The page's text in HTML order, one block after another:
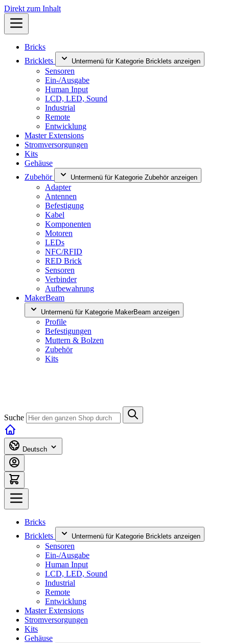
Direkt zum Inhalt
Bricks
Bricklets
Untermenü für Kategorie Bricklets anzeigen
Sensoren
Ein-/Ausgabe
Human Input
LCD, LED, Sound
Industrial
Remote
Entwicklung
Master Extensions
Stromversorgungen
Kits
Gehäuse
Zubehör
Untermenü für Kategorie Zubehör anzeigen
Adapter
Antennen
Befestigung
Kabel
Komponenten
Motoren
LEDs
NFC/RFID
RED Brick
Sensoren
Verbinder
Aufbewahrung
MakerBeam
Untermenü für Kategorie MakerBeam anzeigen
Profile
Befestigungen
Muttern & Bolzen
Zubehör
Kits
Suche
Deutsch
Bricks
Bricklets
Untermenü für Kategorie Bricklets anzeigen
Sensoren
Ein-/Ausgabe
Human Input
LCD, LED, Sound
Industrial
Remote
Entwicklung
Master Extensions
Stromversorgungen
Kits
Gehäuse